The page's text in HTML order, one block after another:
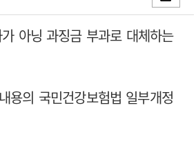
아닝 과징금 부과로 대체하는
용의 국민건강보험법 일부개정